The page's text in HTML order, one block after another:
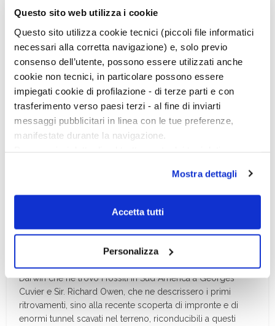
Questo sito web utilizza i cookie
Questo sito utilizza cookie tecnici (piccoli file informatici
necessari alla corretta navigazione) e, solo previo
consenso dell’utente, possono essere utilizzati anche
cookie non tecnici, in particolare possono essere
impiegati cookie di profilazione - di terze parti e con
trasferimento verso paesi terzi - al fine di inviarti
messaggi pubblicitari in linea con le tue preferenze,
manifestate durante la navigazione.
scelte privacy sui cookie, ti invitiamo a prendere visione
dell’informativa cookie.
Chiudendo il banner tramite la “X” prosegui la
dei soli cookie tecnici. Selezionando “Accetta tutti” presti
il tuo consenso alla profilazione che potrai revocare in
ogni momentoRevoca
Mostra dettagli
Accetta tutti
Personalizza
Confronto dei modelli 3D degli encefali di bradipo gigante
(sinistra) e di bradipo attuale.
labbra semi-prensili con le quali selezionava e afferrava la
unghie talmente grandi da non permettere di afferrare il
cibo, ma che probabilmente si prestavano meglio allo
Questo curioso gruppo di mammiferi è stato oggetto di
Darwin che ne trovò i fossili in Sud America a Georges
Cuvier e Sir. Richard Owen, che ne descrissero i primi
ritrovamenti, sino alla recente scoperta di impronte e di
enormi tunnel scavati nel terreno, riconducibili a questi